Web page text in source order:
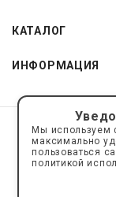
КАТАЛОГ
ИНФОРМАЦИЯ
© 2019—2026
Мы используем
максимально
пользоваться
политикой